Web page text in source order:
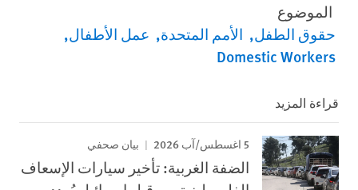
الموضوع
حقوق الطفل الأمم المتحدة عمل الأطفال
Domestic Workers
قراءة المزيد
5 اغسطس/آب 2026 بيان صحفي
الضفة الغربية: تأخير سيارات الإسعاف